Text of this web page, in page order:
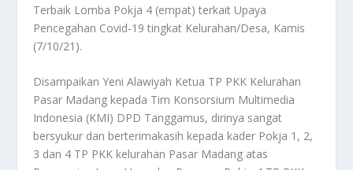
Terbaik Lomba Pokja 4 (empat) terkait Upaya
Pencegahan Covid-19 tingkat Kelurahan/Desa, Kamis
(7/10/21).
Disampaikan Yeni Alawiyah Ketua TP PKK Kelurahan
Pasar Madang kepada Tim Konsorsium Multimedia
Indonesia (KMI) DPD Tanggamus, dirinya sangat
bersyukur dan berterimakasih kepada kader Pokja 1, 2,
3 dan 4 TP PKK kelurahan Pasar Madang atas